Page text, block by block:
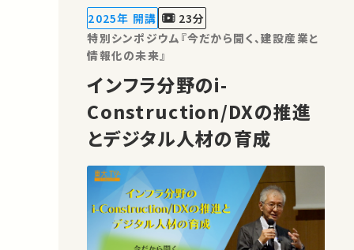
の目的は、工学が関わる様々な分野にお
ける技術とその社会的影響について、
我々…
2025年 開講
23分
特別シンポジウム『今だから聞く、建設産業と
情報化の未来』
インフラ分野のi-
Construction/DXの推進
とデジタル人材の育成